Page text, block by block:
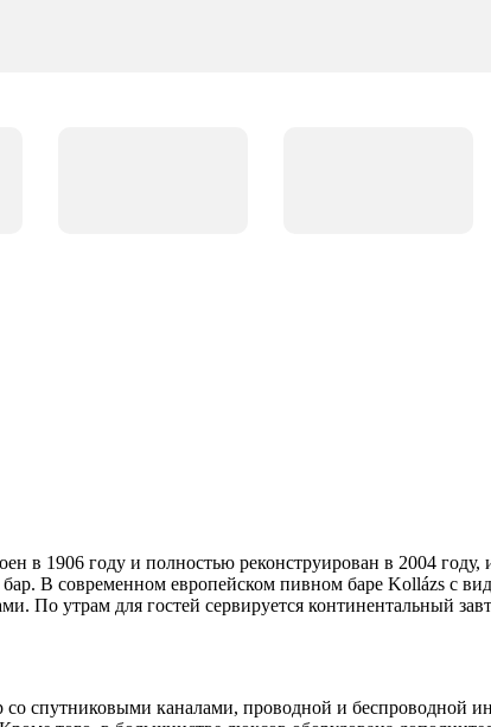
в 1906 году и полностью реконструирован в 2004
В современном европейском пивном баре Kollázs с
По утрам для гостей сервируется континентальный
спутниковыми каналами, проводной и беспроводной